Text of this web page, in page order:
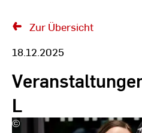
Seite
Zur Übersicht
18.12.2025
L
©
Lucas